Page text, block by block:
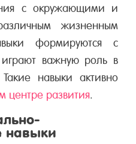
с окружающими и
жизненным
формируются с
важную роль в
навыки активно
центре развития.
навыки